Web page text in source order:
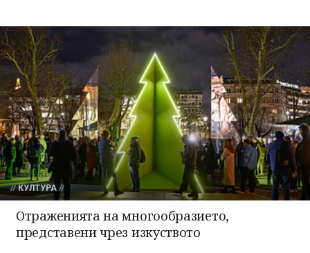
КУЛТУРА
Отраженията на многообразието,
представени чрез изкуството